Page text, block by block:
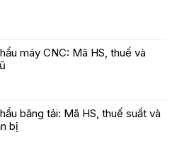
máy CNC: Mã HS, thuế và
băng tải: Mã HS, thuế suất và
bị